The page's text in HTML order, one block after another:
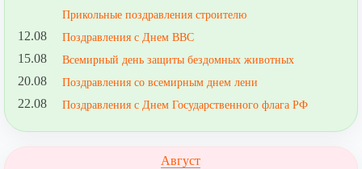
Прикольные поздравления строителю
12.08 Поздравления с Днем ВВС
15.08 Всемирный день защиты бездомных животных
20.08 Поздравления со всемирным днем лени
22.08 Поздравления с Днем Государственного флага РФ
Август